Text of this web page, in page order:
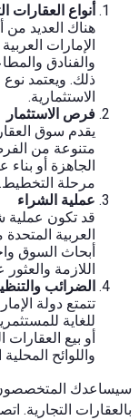
أنواع العقارات
هناك العديد من
الإمارات
والفنادق
ذلك. ويعتمد نوع
الاستثمارية.
فرص الاستثمار
يقدم سوق
متنوعة من
الجاهزة أو
مرحلة التخطيط.
عملية الشراء
قد تكون عملية
العربية
أبحاث السوق
اللازمة
الضرائب
تتمتع دولة
للغاية
أو بيع العقارات
واللوائح
بالعقارات التجارية.